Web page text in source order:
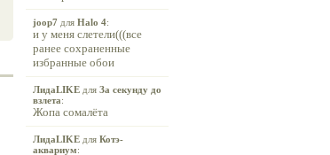
joop7 для Halo 4:
и у меня слетели(((все
ранее сохраненные
избранные обои
ЛидаLIKE для За секунду до
взлета:
Жопа сомалёта
ЛидаLIKE для Котэ-
аквариум: